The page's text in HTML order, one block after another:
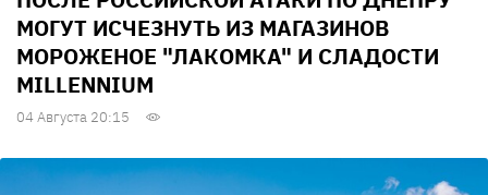
МОГУТ ИСЧЕЗНУТЬ ИЗ МАГАЗИНОВ
МОРОЖЕНОЕ "ЛАКОМКА" И СЛАДОСТИ
MILLENNIUM
04 Августа 20:15